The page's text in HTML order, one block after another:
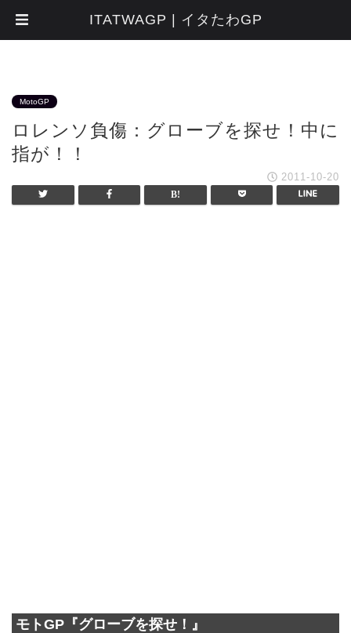
MotoGP
ロレンソ負傷：グローブを探せ！中に
指が！！
2011-10-20
モトGP『グローブを探せ！』
ITATWAGP | イタたわGP